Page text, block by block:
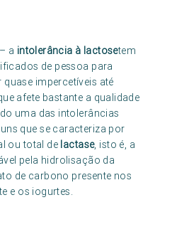
a intolerância à lactosetem
de pessoa para
impercetíveis até
afete bastante a qualidade
uma das intolerâncias
que se caracteriza por
ou total de lactase, isto é, a
pela hidrolisação da
de carbono presente nos
e os iogurtes.